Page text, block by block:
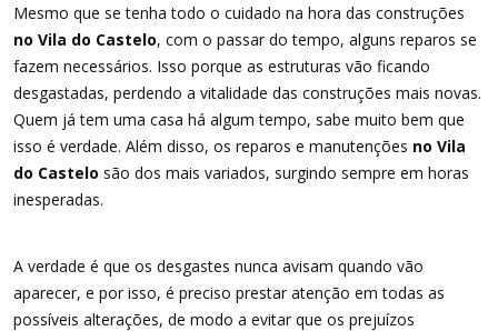
Mesmo que se tenha todo o cuidado na hora das construções
no Vila do Castelo, com o passar do tempo, alguns reparos se
fazem necessários. Isso porque as estruturas vão ficando
desgastadas, perdendo a vitalidade das construções mais novas.
Quem já tem uma casa há algum tempo, sabe muito bem que
isso é verdade. Além disso, os reparos e manutenções no Vila
do Castelo são dos mais variados, surgindo sempre em horas
inesperadas.
A verdade é que os desgastes nunca avisam quando vão
aparecer, e por isso, é preciso prestar atenção em todas as
possíveis alterações, de modo a evitar que os prejuízos